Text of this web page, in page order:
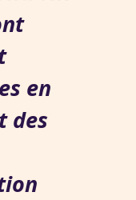
en
des